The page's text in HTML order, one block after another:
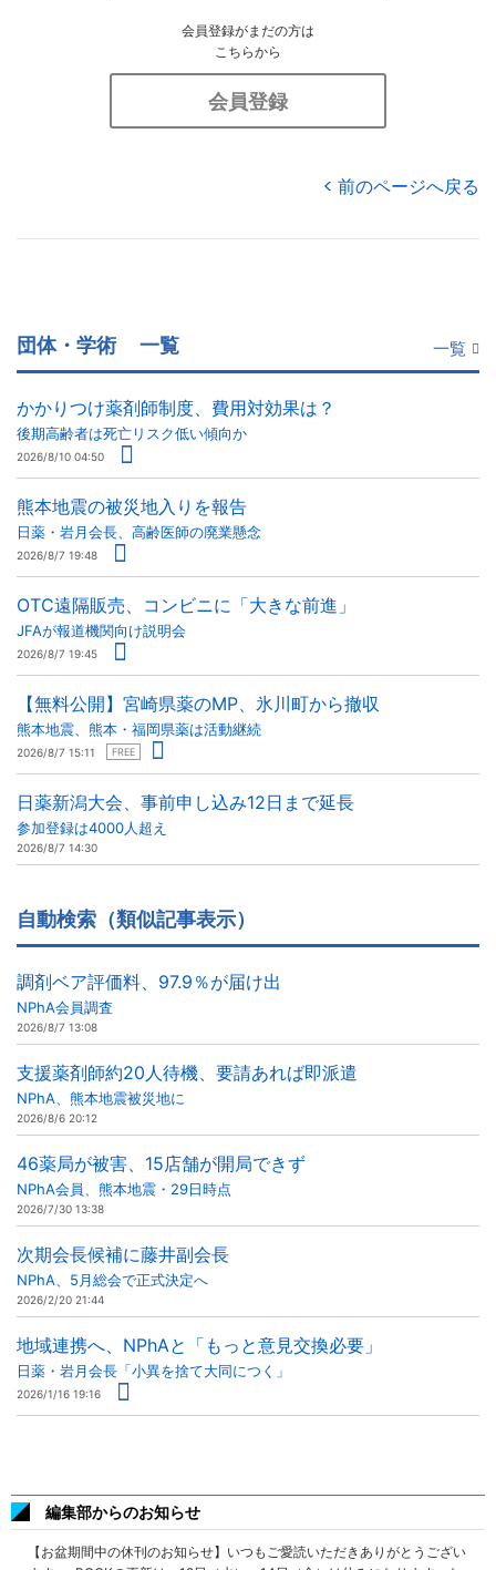
会員登録がまだの方は
こちらから
会員登録
前のページへ戻る
団体・学術 一覧 一覧
かかりつけ薬剤師制度、費用対効果は？
後期高齢者は死亡リスク低い傾向か
2026/8/10 04:50
熊本地震の被災地入りを報告
日薬・岩月会長、高齢医師の廃業懸念
2026/8/7 19:48
OTC遠隔販売、コンビニに「大きな前進」
JFAが報道機関向け説明会
2026/8/7 19:45
【無料公開】宮崎県薬のMP、氷川町から撤収
熊本地震、熊本・福岡県薬は活動継続
2026/8/7 15:11 FREE
日薬新潟大会、事前申し込み12日まで延長
参加登録は4000人超え
2026/8/7 14:30
自動検索（類似記事表示）
調剤ベア評価料、97.9％が届け出
NPhA会員調査
2026/8/7 13:08
支援薬剤師約20人待機、要請あれば即派遣
NPhA、熊本地震被災地に
2026/8/6 20:12
46薬局が被害、15店舗が開局できず
NPhA会員、熊本地震・29日時点
2026/7/30 13:38
次期会長候補に藤井副会長
NPhA、5月総会で正式決定へ
2026/2/20 21:44
地域連携へ、NPhAと「もっと意見交換必要」
日薬・岩月会長「小異を捨て大同につく」
2026/1/16 19:16
編集部からのお知らせ
【お盆期間中の休刊のお知らせ】いつもご愛読いただきありがとうござい